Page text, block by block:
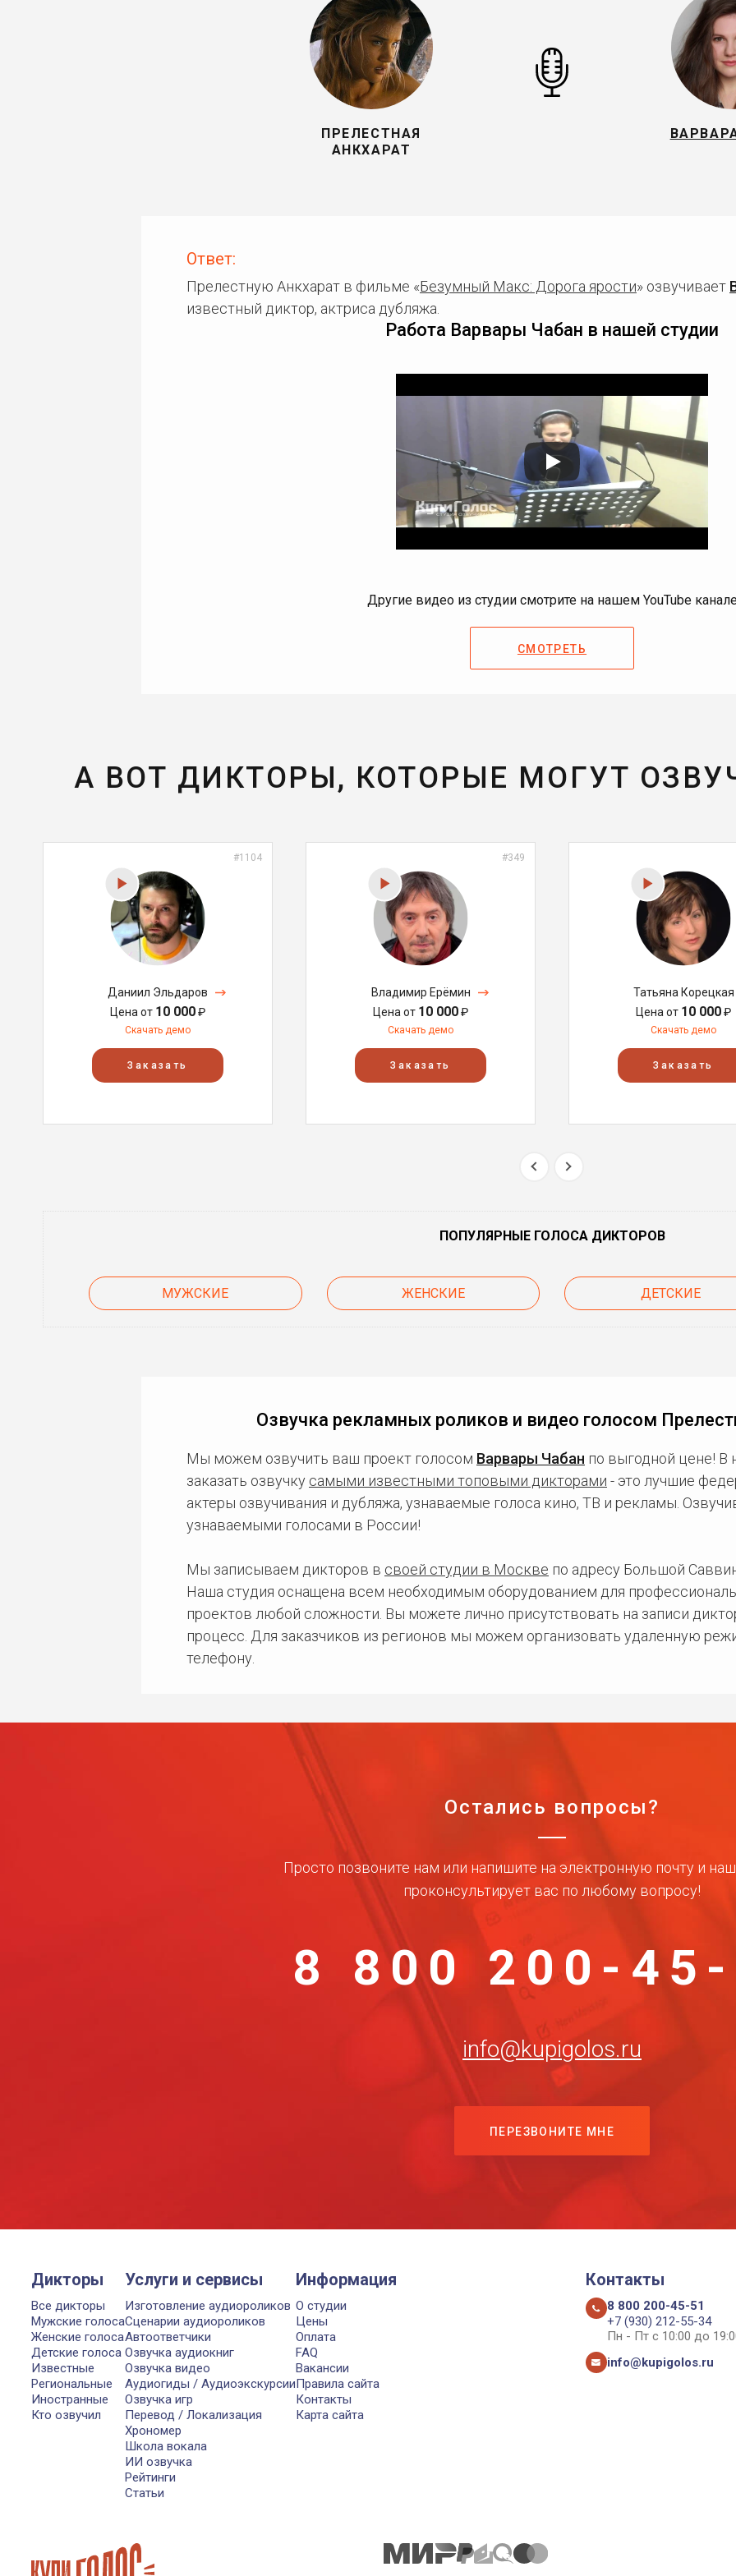
ПРЕЛЕСТНАЯ
АНКХАРАТ
Ответ:
Прелестную Анкхарат в фильме «Безумный Макс: Дорога ярости» озвучивает
известный диктор, актриса дубляжа.
Работа Варвары Чабан в нашей студии
Другие видео из студии смотрите на нашем YouTube
СМОТРЕТЬ
А ВОТ ДИКТОРЫ, КОТОРЫЕ МОГУТ
#1104
Даниил Эльдаров
Цена от 10 000₽
Скачать демо
Заказать
#349
Владимир Ерёмин
Цена от 10 000₽
Скачать демо
Заказать
Татьяна Корецкая
Цена от 10 000₽
Скачать демо
Заказать
ПОПУЛЯРНЫЕ ГОЛОСА ДИКТОРОВ
МУЖСКИЕ ЖЕНСКИЕ ДЕТСКИЕ
Озвучка рекламных роликов и видео голосом
Мы можем озвучить ваш проект голосом Варвары Чабан по выгодной цене!
заказать озвучку самыми известными топовыми дикторами - это лучшие
актеры озвучивания и дубляжа, узнаваемые голоса кино, ТВ и рекламы.
узнаваемыми голосами в России!
Мы записываем дикторов в своей студии в Москве по адресу Большой
Наша студия оснащена всем необходимым оборудованием для
проектов любой сложности. Вы можете лично присутствовать на записи
процесс. Для заказчиков из регионов мы можем организовать удаленную
телефону.
Остались вопросы?
Просто позвоните нам или напишите на электронную почту и
проконсультирует вас по любому вопросу!
8 800 200-
info@kupigolos.ru
ПЕРЕЗВОНИТЕ МНЕ
Дикторы
Все дикторы
Мужские голоса
Женские голоса
Детские голоса
Известные
Региональные
Иностранные
Кто озвучил
Услуги и сервисы
Изготовление аудиороликов
Сценарии аудиороликов
Автоответчики
Озвучка аудиокниг
Озвучка видео
Аудиогиды / Аудиоэкскурсии
Озвучка игр
Перевод / Локализация
Хрономер
Школа вокала
ИИ озвучка
Рейтинги
Статьи
Информация
О студии
Цены
Оплата
FAQ
Вакансии
Правила сайта
Контакты
Карта сайта
Контакты
8 800 200-45-51
+7 (930) 212-55-34
Пн - Пт с 10:00 до
info@kupigolos.ru